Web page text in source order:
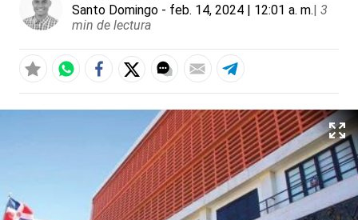
Santo Domingo - feb. 14, 2024 | 12:01 a. m.| 3
min de lectura